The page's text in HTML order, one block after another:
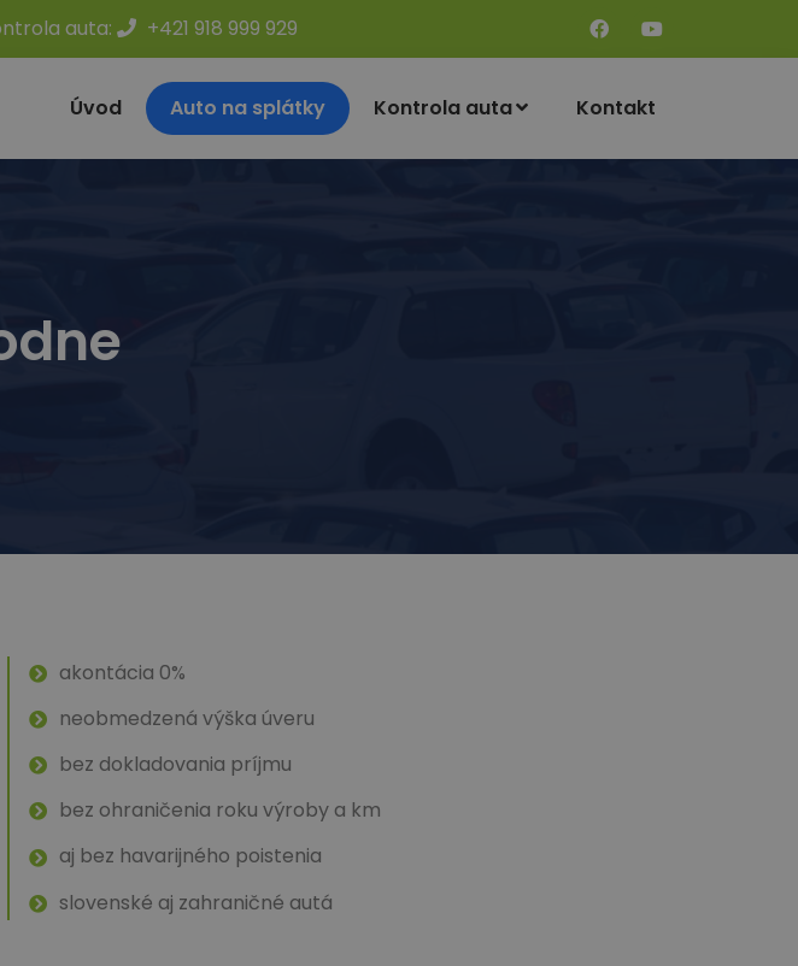
auta: +421 918 999 929
Úvod Auto na splátky Kontrola auta Kontakt
akontácia 0%
neobmedzená výška úveru
bez dokladovania príjmu
bez ohraničenia roku výroby a km
aj bez havarijného poistenia
slovenské aj zahraničné autá